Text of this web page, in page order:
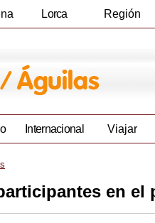
Lorca Región
Internacional Viajar
en el